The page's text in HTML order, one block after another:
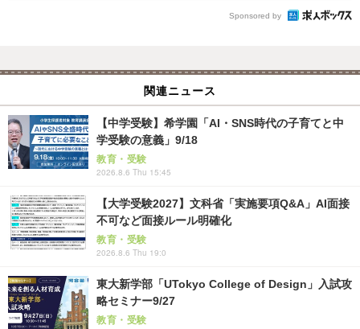
Sponsored by
関連ニュース
【中学受験】希学園「AI・SNS時代の子育てと中
学受験の意義」9/18
教育・受験
2026.8.6 Thu 15:45
【大学受験2027】文科省「実施要項Q&A」AI面接
不可など面接ルール明確化
教育・受験
2026.8.6 Thu 19:0
東大新学部「UTokyo College of Design」入試攻
略セミナー9/27
教育・受験